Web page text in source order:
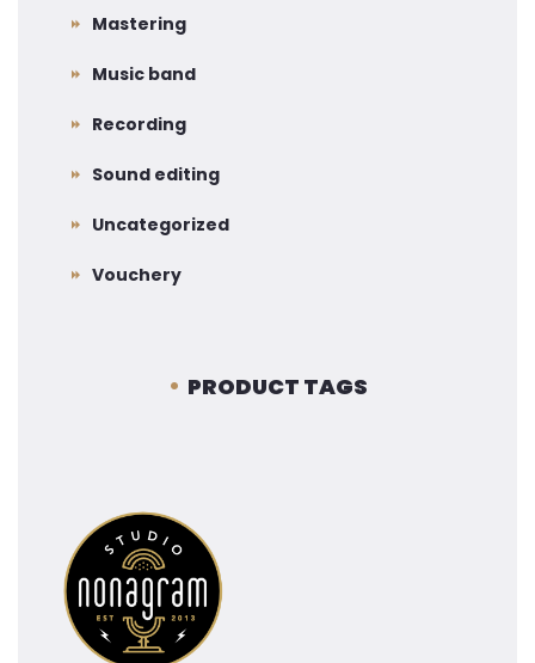
Mastering
Music band
Recording
Sound editing
Uncategorized
Vouchery
PRODUCT TAGS